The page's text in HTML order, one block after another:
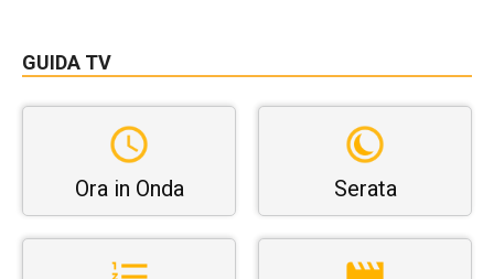
GUIDA TV
Ora in Onda Serata